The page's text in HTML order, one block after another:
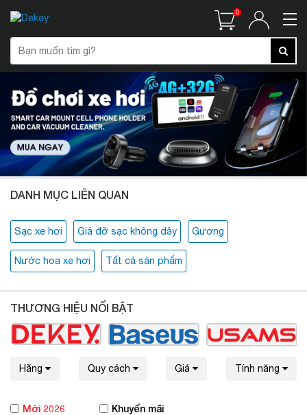
0
DANH MỤC LIÊN QUAN
Sạc xe hơi Giá đỡ sạc không dây Gương
Nước hoa xe hơi Tất cả sản phẩm
THƯƠNG HIỆU NỔI BẬT
Hãng Quy cách Giá Tính năng
Mới 2026 Khuyến mãi